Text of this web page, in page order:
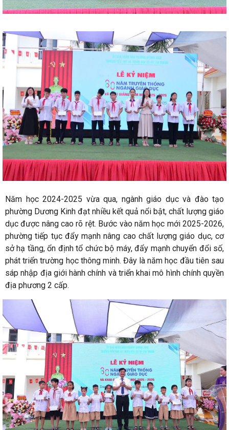
Năm học 2024-2025 vừa qua, ngành giáo dục và đào tạo
phường Dương Kinh đạt nhiều kết quả nổi bật, chất lượng giáo
dục được nâng cao rõ rệt. Bước vào năm học mới 2025-2026,
phường tiếp tục đẩy mạnh nâng cao chất lượng giáo dục, cơ
sở hạ tầng, ổn định tổ chức bộ máy, đẩy mạnh chuyển đổi số,
phát triển trường học thông minh. Đây là năm học đầu tiên sau
sáp nhập địa giới hành chính và triển khai mô hình chính quyền
địa phương 2 cấp.